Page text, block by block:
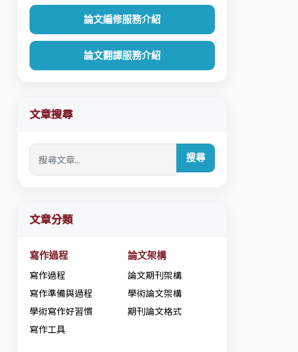
論文編修服務介紹
論文翻譯服務介紹
文章搜尋
搜尋
文章分類
寫作過程
寫作過程
寫作準備與過程
學術寫作好習慣
寫作工具
論文架構
論文期刊架構
學術論文架構
期刊論文格式